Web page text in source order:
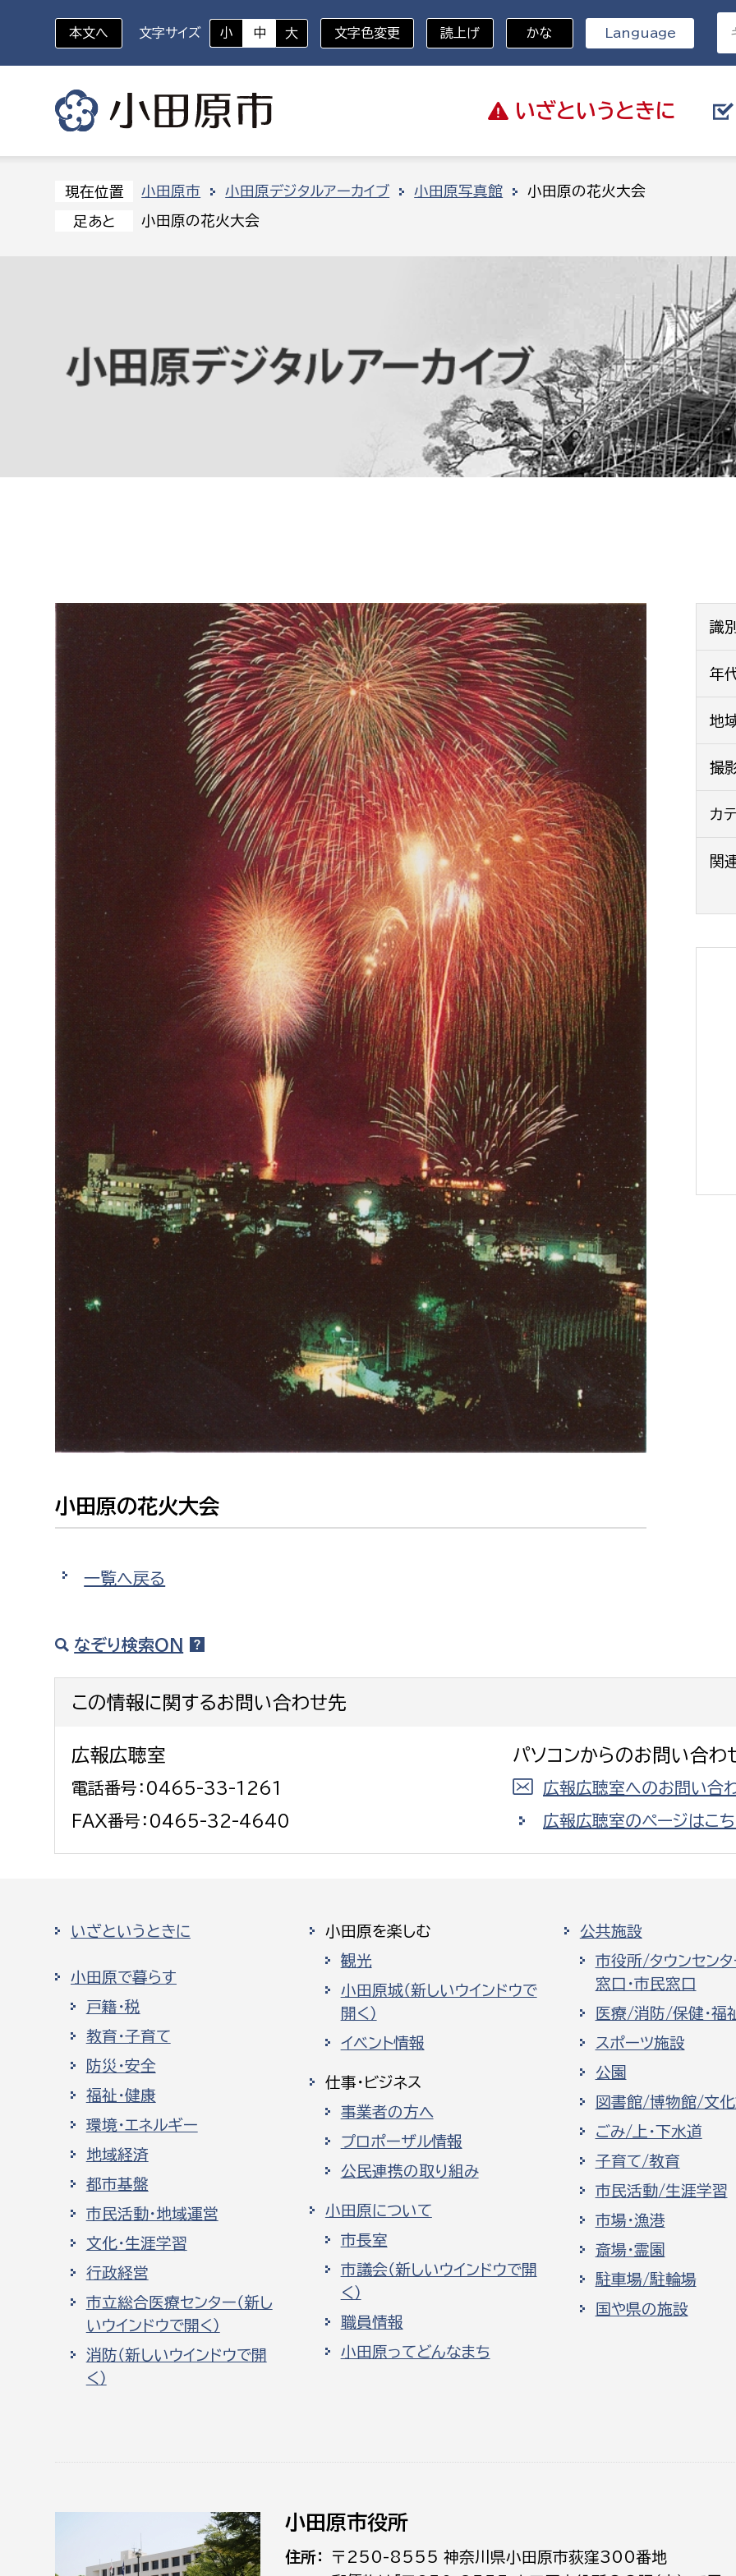
いざと いうときに
いざというときに
防災・ハザードマップ 避難場所
対象者を選択
高校生・大学生など
妊産婦
傷病者
外国人
ペット
分野を選択
防災・安全
福祉・健康
環境・エネルギー
文化・生涯学習
市民活動・地域づくり
行政経営
観光
消防
病院
市議会
組織から探す
部に属さない室
デジタル推進課
財産管理課
契約検査課
市税総務課
市民税課
資産税課
戸籍住民課
図書館
スポーツ課
小田原城総合管理事務
福祉健康部
生活援護課
高齢介護課
障がい福祉課
子ども若者部
子ども政策課
子ども若者支援課
保育課
経済部
産業政策課
観光課
農政課
水産海浜課
建設部
建設政策課
土木管理課
みどり公園課
会計管理者
出納室
市立総合医療センター
患者サポートセンター
病院管理局：経営管理
病院管理局：施設用度
病院管理局：医事課
上下水道局
経営総務課
水道整備課
浄水管理課
教育部
教育総務課
保健給食課
教育指導課
選挙管理委員会事務局
選挙管理委員会事務局
農業委員会事務局
農業委員会事務局 議会総務課
本文へ 文字サイズ 小 中 大 文字色変更 読上げ かな Language
現在位置 小田原市 小田原デジタルアーカイブ 小田原写真館 小田原の花火大会
足あと 小田原の花火大会
小田原の花火大会
識
年
地
撮
カ
関
一覧へ戻る
なぞり検索ON
この情報に関するお問い合わせ先
広報広聴室
電話番号：0465-33-1261
FAX番号：0465-32-4640
パソコンからのお問い合わ
広報広聴室へのお問い合
広報広聴室のページはこち
いざというときに
小田原で暮らす
戸籍・税
教育・子育て
防災・安全
福祉・健康
環境・エネルギー
地域経済
都市基盤
市民活動・地域運営
文化・生涯学習
行政経営
市立総合医療センター（新し
いウインドウで開く）
消防（新しいウインドウで開
く）
小田原を楽しむ
観光
小田原城（新しいウインドウで
開く）
イベント情報
仕事・ビジネス
事業者の方へ
プロポーザル情報
公民連携の取り組み
小田原について
市長室
市議会（新しいウインドウで開
く）
職員情報
小田原ってどんなまち
公共施設
市役所/タウンセン
窓口・市民窓口
医療/消防/保健・福
スポーツ施設
公園
図書館/博物館/文
ごみ/上・下水道
子育て/教育
市民活動/生涯学習
市場・漁港
斎場・霊園
駐車場/駐輪場
国や県の施設
小田原市役所
住所
〒250-8555 神奈川県小田原市荻窪300番地